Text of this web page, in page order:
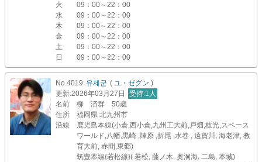
火
09：00～22：00
水
09：00～22：00
木
09：00～22：00
金
09：00～22：00
土
09：00～22：00
日
09：00～22：00
No.4019 유제군 ( ユ・ゼグン )
更新:2026年03月27日 受持:1人
名前
柳 済群 50歳
住所
福岡県 北九州市
沿線
鹿児島本線(小倉,西小倉,九州工大前,戸畑,枝光,スペース
ワールド,八幡,黒崎 ,陣原 ,折尾 ,水巻 , 遠賀川, 海老津, 教
育大前, 赤間,東郷)
筑豊本線{若松線}( 若松, 藤ノ木, 奥洞海, 二島, 本城)